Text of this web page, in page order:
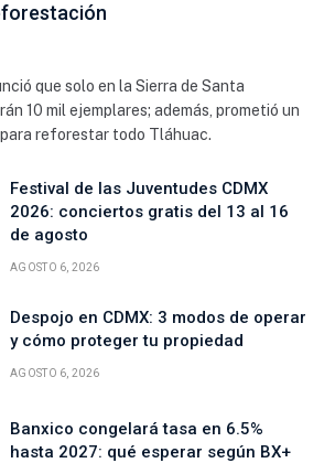
que solo en la Sierra de Santa
10 mil ejemplares; además, prometió un
reforestar todo Tláhuac.
Festival de las Juventudes CDMX
2026: conciertos gratis del 13 al 16
de agosto
AGOSTO 6, 2026
Despojo en CDMX: 3 modos de operar
y cómo proteger tu propiedad
AGOSTO 6, 2026
Banxico congelará tasa en 6.5%
hasta 2027: qué esperar según BX+